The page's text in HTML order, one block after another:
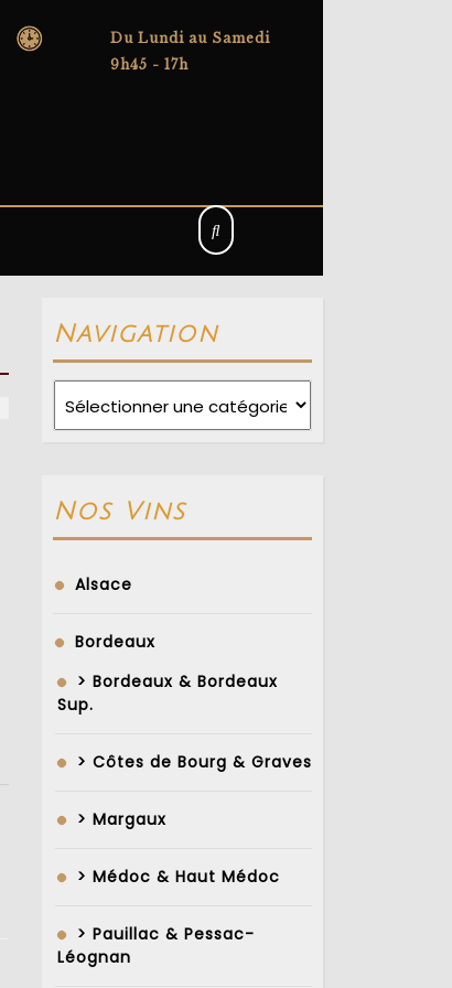
Du Lundi au Samedi
9h45 - 17h
Navigation
Nos Vins
Alsace
Bordeaux
> Bordeaux & Bordeaux
Sup.
> Côtes de Bourg & Graves
> Margaux
> Médoc & Haut Médoc
> Pauillac & Pessac-
Léognan